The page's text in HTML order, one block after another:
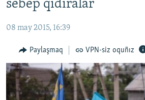
qaytmaq
Qıdıruvğa
qaytmaq
MEDENİYET
İNSAN AQLARI
VİDEO
SÜRET
sebep qıdıralar
08 may 2015, 16:39
Paylaşmaq VPN-siz oquñız